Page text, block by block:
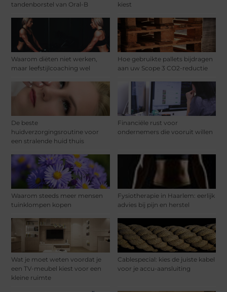
tandenborstel van Oral-B
kiest
Waarom diëten niet werken,
maar leefstijlcoaching wel
Hoe gebruikte pallets bijdragen
aan uw Scope 3 CO2-reductie
De beste
huidverzorgingsroutine voor
een stralende huid thuis
Financiële rust voor
ondernemers die vooruit willen
Waarom steeds meer mensen
tuinklompen kopen
Fysiotherapie in Haarlem: eerlijk
advies bij pijn en herstel
Wat je moet weten voordat je
een TV-meubel kiest voor een
kleine ruimte
Cablespecial: kies de juiste kabel
voor je accu-aansluiting